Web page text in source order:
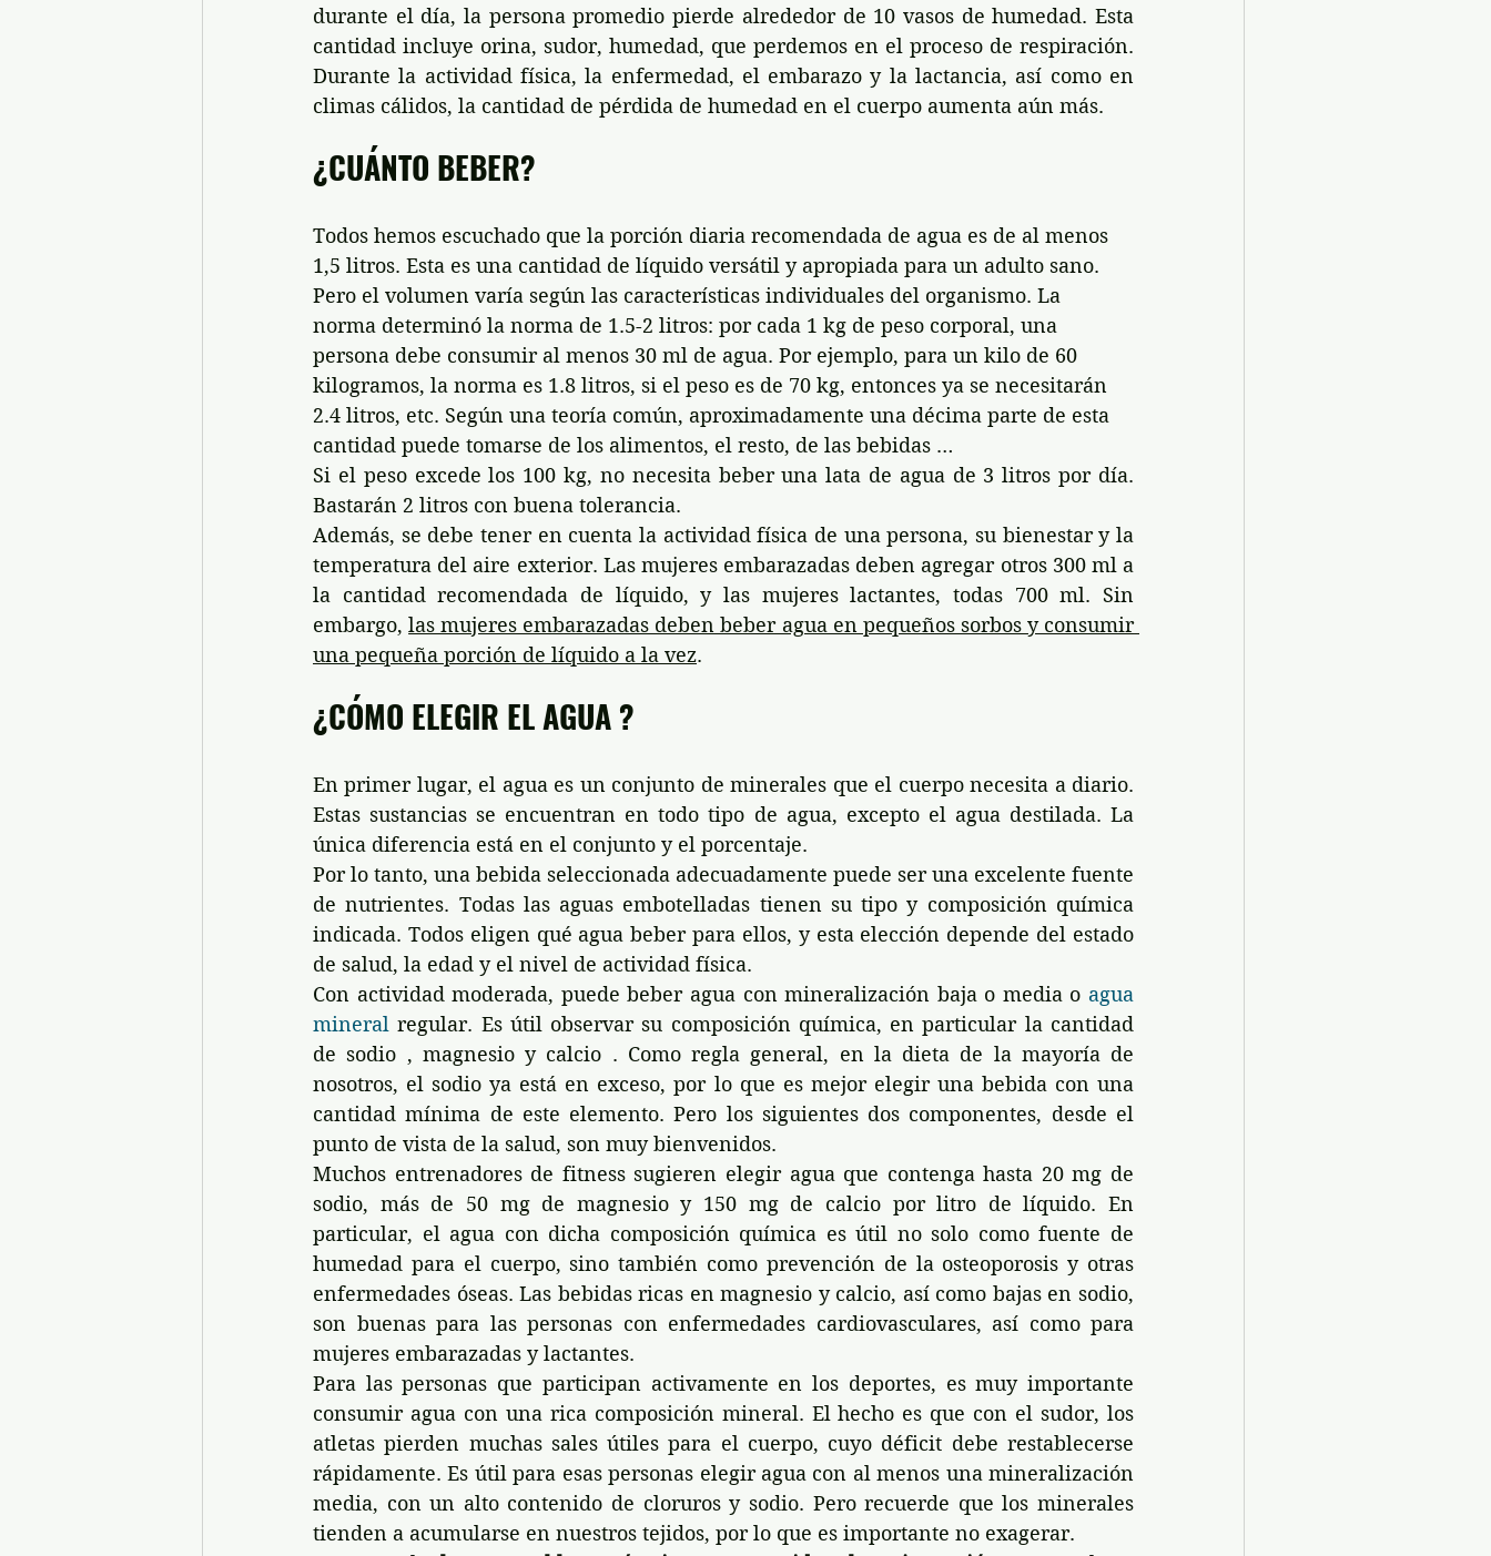
durante el día, la persona promedio pierde alrededor de 10 vasos de humedad. Esta
cantidad incluye orina, sudor, humedad, que perdemos en el proceso de respiración.
Durante la actividad física, la enfermedad, el embarazo y la lactancia, así como en
climas cálidos, la cantidad de pérdida de humedad en el cuerpo aumenta aún más.
¿CUÁNTO BEBER?
Todos hemos escuchado que la porción diaria recomendada de agua es de al menos
1,5 litros. Esta es una cantidad de líquido versátil y apropiada para un adulto sano.
Pero el volumen varía según las características individuales del organismo. La
norma determinó la norma de 1.5-2 litros: por cada 1 kg de peso corporal, una
persona debe consumir al menos 30 ml de agua. Por ejemplo, para un kilo de 60
kilogramos, la norma es 1.8 litros, si el peso es de 70 kg, entonces ya se necesitarán
2.4 litros, etc. Según una teoría común, aproximadamente una décima parte de esta
cantidad puede tomarse de los alimentos, el resto, de las bebidas …
Si el peso excede los 100 kg, no necesita beber una lata de agua de 3 litros por día.
Bastarán 2 litros con buena tolerancia.
Además, se debe tener en cuenta la actividad física de una persona, su bienestar y la
temperatura del aire exterior. Las mujeres embarazadas deben agregar otros 300 ml a
la cantidad recomendada de líquido, y las mujeres lactantes, todas 700 ml. Sin
embargo, las mujeres embarazadas deben beber agua en pequeños sorbos y consumir
una pequeña porción de líquido a la vez.
¿CÓMO ELEGIR EL AGUA ?
En primer lugar, el agua es un conjunto de minerales que el cuerpo necesita a diario.
Estas sustancias se encuentran en todo tipo de agua, excepto el agua destilada. La
única diferencia está en el conjunto y el porcentaje.
Por lo tanto, una bebida seleccionada adecuadamente puede ser una excelente fuente
de nutrientes. Todas las aguas embotelladas tienen su tipo y composición química
indicada. Todos eligen qué agua beber para ellos, y esta elección depende del estado
de salud, la edad y el nivel de actividad física.
Con actividad moderada, puede beber agua con mineralización baja o media o agua
mineral regular. Es útil observar su composición química, en particular la cantidad
de sodio , magnesio y calcio . Como regla general, en la dieta de la mayoría de
nosotros, el sodio ya está en exceso, por lo que es mejor elegir una bebida con una
cantidad mínima de este elemento. Pero los siguientes dos componentes, desde el
punto de vista de la salud, son muy bienvenidos.
Muchos entrenadores de fitness sugieren elegir agua que contenga hasta 20 mg de
sodio, más de 50 mg de magnesio y 150 mg de calcio por litro de líquido. En
particular, el agua con dicha composición química es útil no solo como fuente de
humedad para el cuerpo, sino también como prevención de la osteoporosis y otras
enfermedades óseas. Las bebidas ricas en magnesio y calcio, así como bajas en sodio,
son buenas para las personas con enfermedades cardiovasculares, así como para
mujeres embarazadas y lactantes.
Para las personas que participan activamente en los deportes, es muy importante
consumir agua con una rica composición mineral. El hecho es que con el sudor, los
atletas pierden muchas sales útiles para el cuerpo, cuyo déficit debe restablecerse
rápidamente. Es útil para esas personas elegir agua con al menos una mineralización
media, con un alto contenido de cloruros y sodio. Pero recuerde que los minerales
tienden a acumularse en nuestros tejidos, por lo que es importante no exagerar.